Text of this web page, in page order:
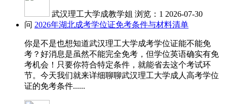
武汉理工大学成教学姐 浏览：1 2026-07-30
问 2026年湖北成考学位证免考条件与材料清单
你是不是也想知道武汉理工大学成考学位证能不能免
考？好消息是虽然不能完全免考，但学位英语确实有免
考机会！只要你符合特定条件，就能省去这个考试环
节。今天我们就来详细聊聊武汉理工大学成人高考学位
证的免考条件......